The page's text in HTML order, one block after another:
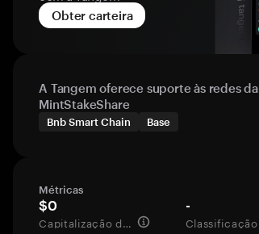
Obter carteira
A Tangem oferece suporte às redes da
MintStakeShare
Bnb Smart Chain Base
Métricas
$0
Capitalização de mercado
-